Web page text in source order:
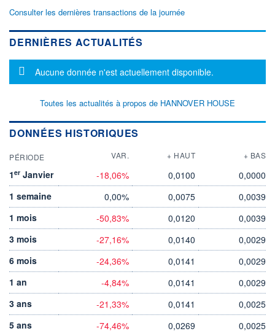
Consulter les dernières transactions de la journée
DERNIÈRES ACTUALITÉS
Message d'information
Aucune donnée n'est actuellement disponible.
Toutes les actualités à propos de HANNOVER HOUSE
DONNÉES HISTORIQUES
PÉRIODE VAR. + HAUT + BAS
1er Janvier -18,06% 0,0100
0,0000
1 semaine
0,00% 0,0075
0,0039
1 mois
-50,83% 0,0120
0,0039
3 mois
-27,16% 0,0140
0,0029
6 mois
-24,36% 0,0141
0,0029
1 an
-4,84% 0,0141
0,0029
3 ans
-21,33% 0,0141
0,0025
5 ans
-74,46% 0,0269
0,0025